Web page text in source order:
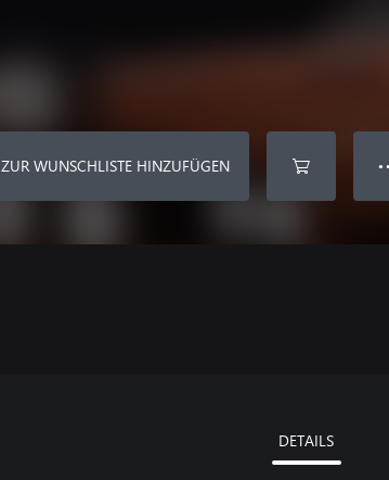
ZUR WUNSCHLISTE HINZUFÜGEN ●
DETAILS